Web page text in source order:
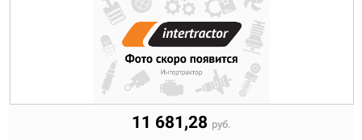
11 681,28 руб.